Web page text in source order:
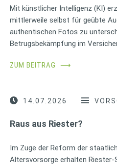
Mit künstlicher Intelligenz (KI)
mittlerweile selbst für geübte
authentischen Fotos zu
Betrugsbekämpfung im
ZUM BEITRAG ⟶
14.07.2026
Raus aus Riester?
Im Zuge der Reform der
Altersvorsorge erhalten Riester-